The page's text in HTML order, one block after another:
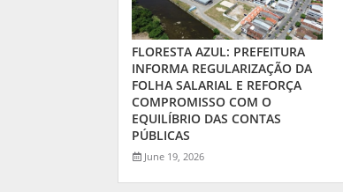
FLORESTA AZUL: PREFEITURA
INFORMA REGULARIZAÇÃO DA
FOLHA SALARIAL E REFORÇA
COMPROMISSO COM O
EQUILÍBRIO DAS CONTAS
PÚBLICAS
June 19, 2026